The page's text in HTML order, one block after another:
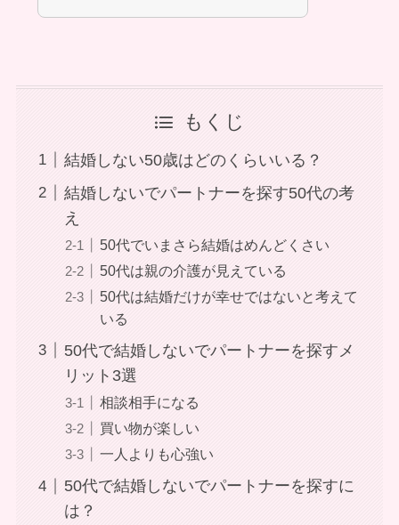
もくじ
結婚しない50歳はどのくらいいる？
結婚しないでパートナーを探す50代の考
え
50代でいまさら結婚はめんどくさい
50代は親の介護が見えている
50代は結婚だけが幸せではないと考えて
いる
50代で結婚しないでパートナーを探すメ
リット3選
相談相手になる
買い物が楽しい
一人よりも心強い
50代で結婚しないでパートナーを探すに
は？